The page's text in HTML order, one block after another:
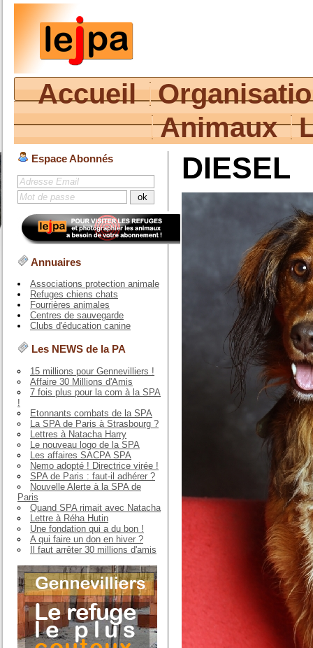
Accueil
Animaux
Espace Abonnés
Annuaires
Associations protection animale
Refuges chiens chats
Fourrières animales
Centres de sauvegarde
Clubs d'éducation canine
Les NEWS de la PA
15 millions pour Gennevilliers !
Affaire 30 Millions d'Amis
7 fois plus pour la com à la SPA
!
Etonnants combats de la SPA
La SPA de Paris à Strasbourg ?
Lettres à Natacha Harry
Le nouveau logo de la SPA
Les affaires SACPA SPA
Nemo adopté ! Directrice virée !
SPA de Paris : faut-il adhérer ?
Nouvelle Alerte à la SPA de
Paris
Quand SPA rimait avec Natacha
Lettre à Réha Hutin
Une fondation qui a du bon !
A qui faire un don en hiver ?
Il faut arrêter 30 millions d'amis
DIESEL